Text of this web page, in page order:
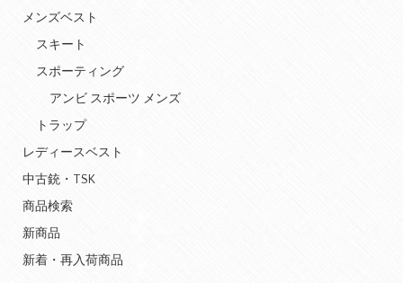
メンズベスト
スキート
スポーティング
アンビ スポーツ メンズ
トラップ
レディースベスト
中古銃・TSK
商品検索
新商品
新着・再入荷商品